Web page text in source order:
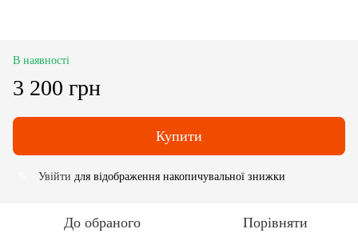
В наявності
3 200 грн
Купити
Увійти для відображення накопичувальної знижки
До обраного Порівняти